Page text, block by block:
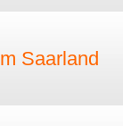
Saarland